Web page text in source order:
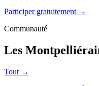
Participer gratuitement →
Communauté
Les
Tout →